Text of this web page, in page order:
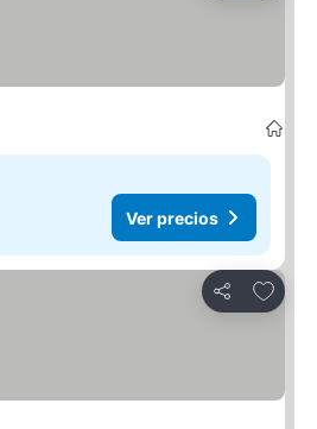
Ver precios
Compartir